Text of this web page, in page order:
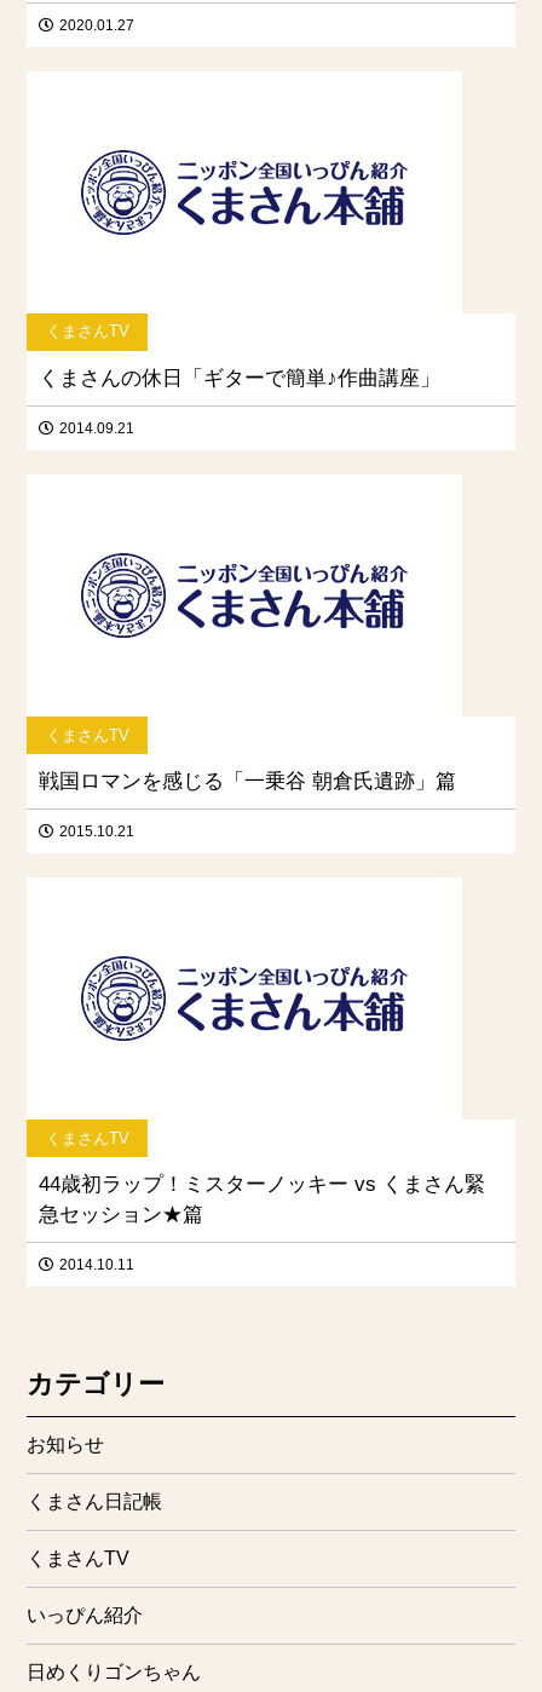
2020.01.27
くまさんTV
くまさんの休日「ギターで簡単♪作曲講座」
2014.09.21
くまさんTV
戦国ロマンを感じる「一乗谷 朝倉氏遺跡」篇
2015.10.21
くまさんTV
44歳初ラップ！ミスターノッキー vs くまさん緊
急セッション★篇
2014.10.11
カテゴリー
お知らせ
くまさん日記帳
くまさんTV
いっぴん紹介
日めくりゴンちゃん